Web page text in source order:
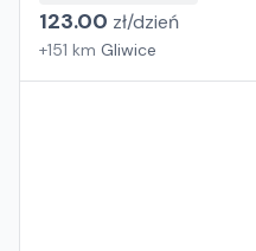
123.00 zł/dzień
+151 km Gliwice